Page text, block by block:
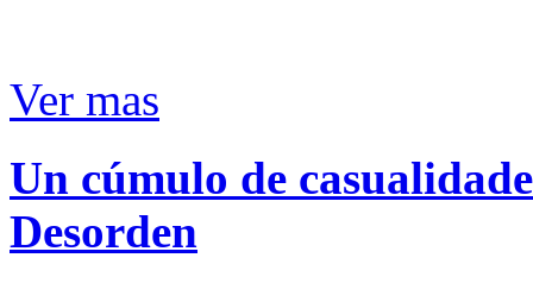
Ver mas
Un cúmulo de
Desorden